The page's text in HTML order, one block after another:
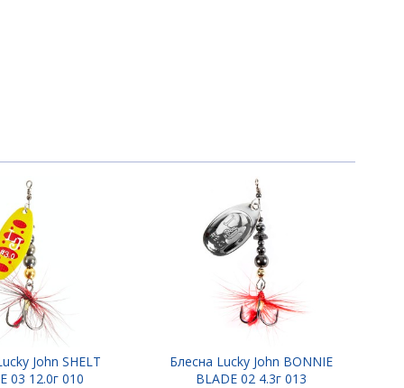
John SHELT
03 12.0г 010
Блесна Lucky John BONNIE
BLADE 02 4.3г 013